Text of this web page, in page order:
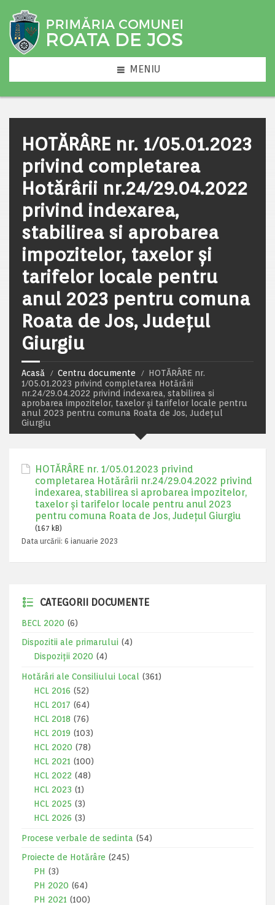
MENIU
HOTĂRÂRE nr. 1/05.01.2023
privind completarea
Hotărârii nr.24/29.04.2022
privind indexarea,
stabilirea si aprobarea
impozitelor, taxelor și
tarifelor locale pentru
anul 2023 pentru comuna
Roata de Jos, Județul
Giurgiu
Acasă Centru documente
HOTĂRÂRE nr.
1/05.01.2023 privind completarea Hotărârii
nr.24/29.04.2022 privind indexarea, stabilirea si
aprobarea impozitelor, taxelor și tarifelor locale pentru
anul 2023 pentru comuna Roata de Jos, Județul
Giurgiu
HOTĂRÂRE nr. 1/05.01.2023 privind
completarea Hotărârii nr.24/29.04.2022 privind
indexarea, stabilirea si aprobarea impozitelor,
taxelor și tarifelor locale pentru anul 2023
pentru comuna Roata de Jos, Județul Giurgiu
(167 kB)
Data urcării: 6 ianuarie 2023
CATEGORII DOCUMENTE
BECL 2020 (6)
Dispozitii ale primarului (4)
Dispoziții 2020 (4)
Hotărâri ale Consiliului Local
(361)
HCL 2016 (52)
HCL 2017 (64)
HCL 2018 (76)
HCL 2019 (103)
HCL 2020 (78)
HCL 2021 (100)
HCL 2022 (48)
HCL 2023 (1)
HCL 2025 (3)
HCL 2026 (3)
Procese verbale de sedinta (54)
Proiecte de Hotărâre (245)
PH (3)
PH 2020 (64)
PH 2021 (100)